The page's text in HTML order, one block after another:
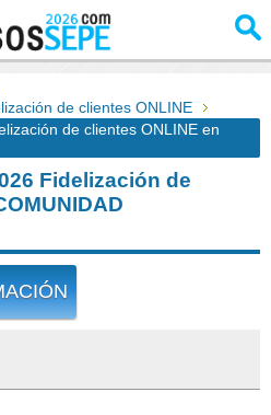
de clientes ONLINE
de clientes ONLINE en
Fidelización de